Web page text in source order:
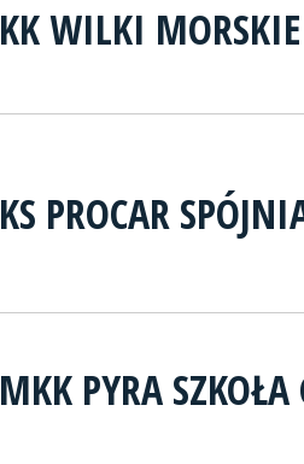
KK WILKI MORSKIE
KS PROCAR
MKK PYRA